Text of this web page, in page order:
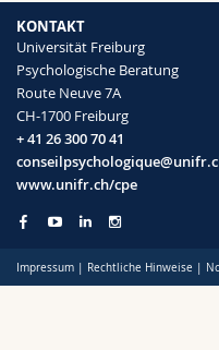
Campus
Forschung
Universität
Weiterbildung
Theologische Fak.
Wirtschafts- und
Philosophische Fak.
Fak. für Erziehungs-
Informationen für
Studieninteressierte
Studierende
Medien
Forschende
Ressourcen
Personenverzeichnis
Ortsplan
Bibliotheken
KONTAKT
Universität Freiburg
Psychologische Beratung
Route Neuve 7A
CH-1700 Freiburg
+ 41 26 300 70 41
www.unifr.ch/cpe
Impressum | Rechtliche Hinweise |